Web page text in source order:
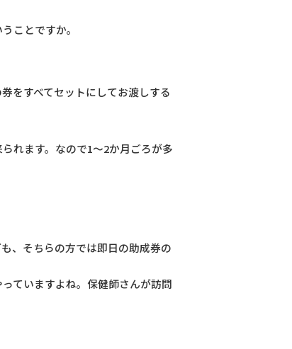
ことですか。
をすべてセットにしてお渡しする
れます。なので1～2か月ごろが多
、そちらの方では即日の助成券の
ていますよね。保健師さんが訪問